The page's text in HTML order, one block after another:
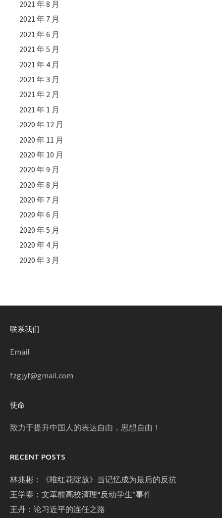
2021 年 8 月
2021 年 7 月
2021 年 6 月
2021 年 5 月
2021 年 4 月
2021 年 3 月
2021 年 2 月
2021 年 1 月
2020 年 12 月
2020 年 11 月
2020 年 10 月
2020 年 9 月
2020 年 8 月
2020 年 7 月
2020 年 6 月
2020 年 5 月
2020 年 4 月
2020 年 3 月
联系我们
Email
fzgjyf@gmail.com
使命
致力于提升中国人的表达自由，思想自由！
RECENT POSTS
林兆彬：《唯红花绽放》当记忆成为最后的反抗
王学泰：文革前高校清理“反动学生”事件
王丹：论习近平的连任之路